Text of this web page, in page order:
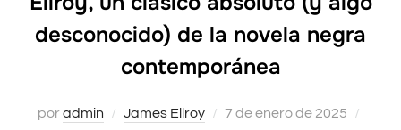
desconocido) de la novela negra
contemporánea
poradmin James Ellroy
Publicado
7 de enero de 2025